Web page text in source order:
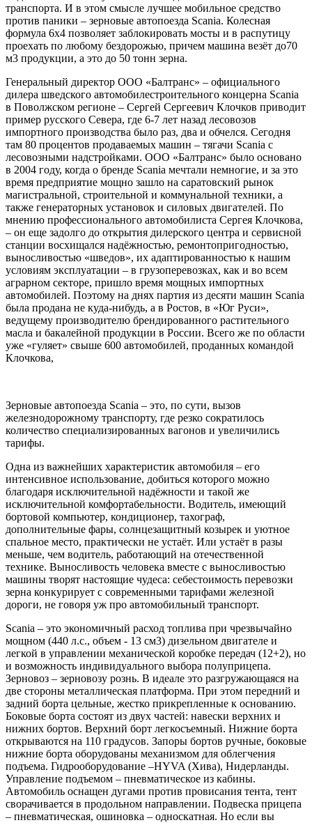
транспорта. И в этом смысле лучшее мобильное средство
против паники – зерновые автопоезда Scania. Колесная
формула 6х4 позволяет заблокировать мосты и в распутицу
проехать по любому бездорожью, причем машина везёт до70
м3 продукции, а это до 50 тонн зерна.
Генеральный директор ООО «Балтранс» – официального
дилера шведского автомобилестроительного концерна Scania
в Поволжском регионе – Сергей Сергеевич Клочков приводит
пример русского Севера, где 6-7 лет назад лесовозов
импортного производства было раз, два и обчелся. Сегодня
там 80 процентов продаваемых машин – тягачи Scania с
лесовозными надстройками. ООО «Балтранс» было основано
в 2004 году, когда о бренде Scania мечтали немногие, и за это
время предприятие мощно зашло на саратовский рынок
магистральной, строительной и коммунальной техники, а
также генераторных установок и силовых двигателей. По
мнению профессионального автомобилиста Сергея Клочкова,
– он еще задолго до открытия дилерского центра и сервисной
станции восхищался надёжностью, ремонтопригодностью,
выносливостью «шведов», их адаптированностью к нашим
условиям эксплуатации – в грузоперевозках, как и во всем
аграрном секторе, пришло время мощных импортных
автомобилей. Поэтому на днях партия из десяти машин Scania
была продана не куда-нибудь, а в Ростов, в «Юг Руси»,
ведущему производителю брендированного растительного
масла и бакалейной продукции в России. Всего же по области
уже «гуляет» свыше 600 автомобилей, проданных командой
Клочкова,
Зерновые автопоезда Scania – это, по сути, вызов
железнодорожному транспорту, где резко сократилось
количество специализированных вагонов и увеличились
тарифы.
Одна из важнейших характеристик автомобиля – его
интенсивное использование, добиться которого можно
благодаря исключительной надёжности и такой же
исключительной комфортабельности. Водитель, имеющий
бортовой компьютер, кондиционер, тахограф,
дополнительные фары, солнцезащитный козырек и уютное
спальное место, практически не устаёт. Или устаёт в разы
меньше, чем водитель, работающий на отечественной
технике. Выносливость человека вместе с выносливостью
машины творят настоящие чудеса: себестоимость перевозки
зерна конкурирует с современными тарифами железной
дороги, не говоря уж про автомобильный транспорт.
Scania – это экономичный расход топлива при чрезвычайно
мощном (440 л.с., объем - 13 см3) дизельном двигателе и
легкой в управлении механической коробке передач (12+2), но
и возможность индивидуального выбора полуприцепа.
Зерновоз – зерновозу рознь. В идеале это разгружающаяся на
две стороны металлическая платформа. При этом передний и
задний борта цельные, жестко прикрепленные к основанию.
Боковые борта состоят из двух частей: навески верхних и
нижних бортов. Верхний борт легкосъемный. Нижние борта
открываются на 110 градусов. Запоры бортов ручные, боковые
нижние борта оборудованы механизмом для облегчения
подъема. Гидрооборудование –HYVA (Хива), Нидерланды.
Управление подъемом – пневматическое из кабины.
Автомобиль оснащен дугами против провисания тента, тент
сворачивается в продольном направлении. Подвеска прицепа
– пневматическая, ошиновка – односкатная. Но если вы